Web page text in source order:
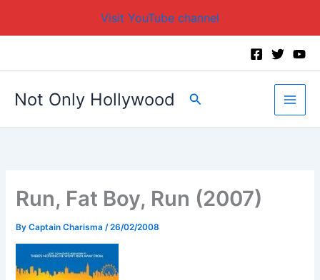
Visit YouTube channel
Not Only Hollywood Search
Run, Fat Boy, Run (2007)
ByCaptain Charisma /26/02/2008